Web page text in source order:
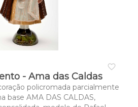
favorite_border
- Ama das Caldas
policromada parcialmente
base AMA DAS CALDAS,